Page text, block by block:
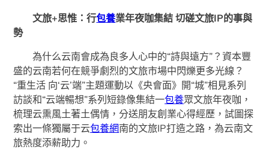
文旅+思惟：行包養業年夜咖集結 切磋文旅IP的事與
勢
為什么云南會成為良多人心中的“詩與遠方”？資本豐
盛的云南若何在競爭劇烈的文旅市場中閃爍更多光線？
“重生活 向‘云’端”主題運動以《央會面》開“城”相見系列
訪談和“云端暢想”系列短錄像集結一包養眾文旅年夜咖，
梳理云熏風土著土偶情，分送朋友創業心得經歷，試圖探
索出一條獨屬于云包養網南的文旅IP打造之路，為云南文
旅熱度添薪助力。